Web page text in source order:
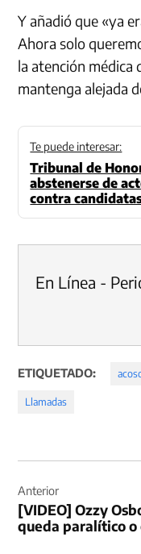
Y añadió que «ya
Ahora solo
la atención médica
mantenga alejada
Te puede interesar:
Tribunal de
abstenerse de
contra
En Línea -
ETIQUETADO:
Llamadas
de
entradas
Anterior
[VIDEO] Ozzy
queda paralítico